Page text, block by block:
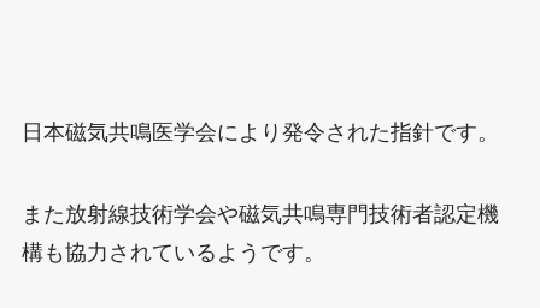
日本磁気共鳴医学会により発令された指針です。
また放射線技術学会や磁気共鳴専門技術者認定機
構も協力されているようです。